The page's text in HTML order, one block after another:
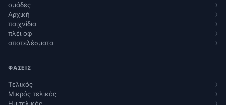
ομάδες
Αρχική
παιχνίδια
πλέι οφ
αποτελέσματα
ΦΆΣΕΙΣ
Τελικός
Μικρός τελικός